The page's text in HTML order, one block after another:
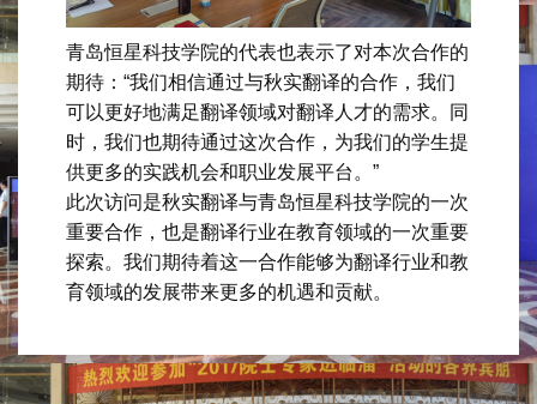
青岛恒星科技学院的代表也表示了对本次合作的
期待：“我们相信通过与秋实翻译的合作，我们
可以更好地满足翻译领域对翻译人才的需求。同
时，我们也期待通过这次合作，为我们的学生提
供更多的实践机会和职业发展平台。”
此次访问是秋实翻译与青岛恒星科技学院的一次
重要合作，也是翻译行业在教育领域的一次重要
探索。我们期待着这一合作能够为翻译行业和教
育领域的发展带来更多的机遇和贡献。